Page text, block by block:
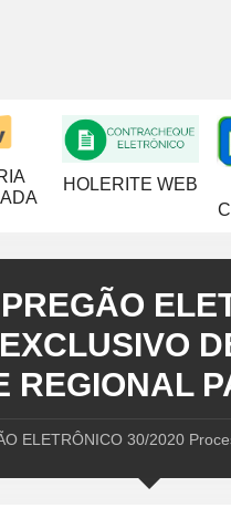
HOLERITE WEB
REGIONAL
ELETRÔNICO 30/2020